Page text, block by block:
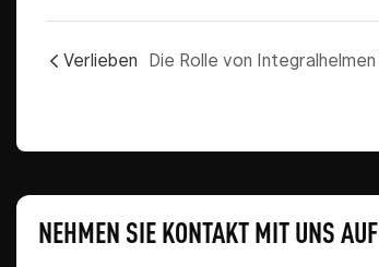
Verlieben
NEHMEN SIE KONTAKT MIT UNS AUF